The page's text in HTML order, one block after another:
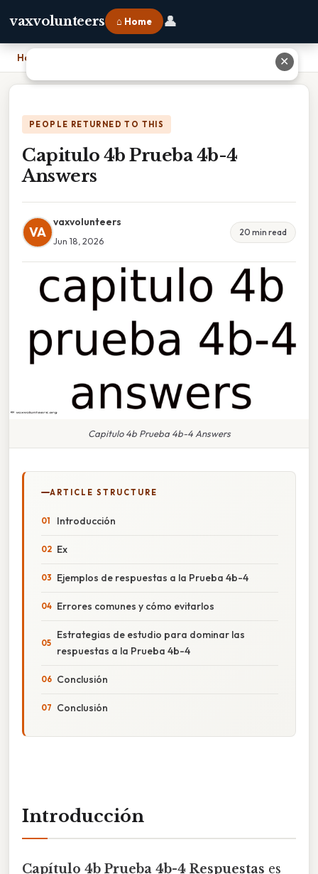
vaxvolunteers ⌂ Home 👤
Home
PEOPLE RETURNED TO THIS
Capitulo 4b Prueba 4b-4
Answers
VA
vaxvolunteers
Jun 18, 2026
20 min read
Capitulo 4b Prueba 4b-4 Answers
ARTICLE STRUCTURE
Introducción
Ex
Ejemplos de respuestas a la Prueba 4b-4
Errores comunes y cómo evitarlos
Estrategias de estudio para dominar las
respuestas a la Prueba 4b-4
Conclusión
Conclusión
Introducción
Capítulo 4b Prueba 4b-4 Respuestas es
✕